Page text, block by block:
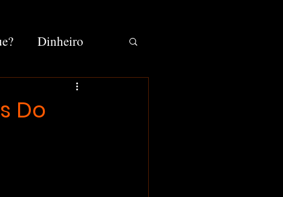
Dinheiro
Minha Vida
Do